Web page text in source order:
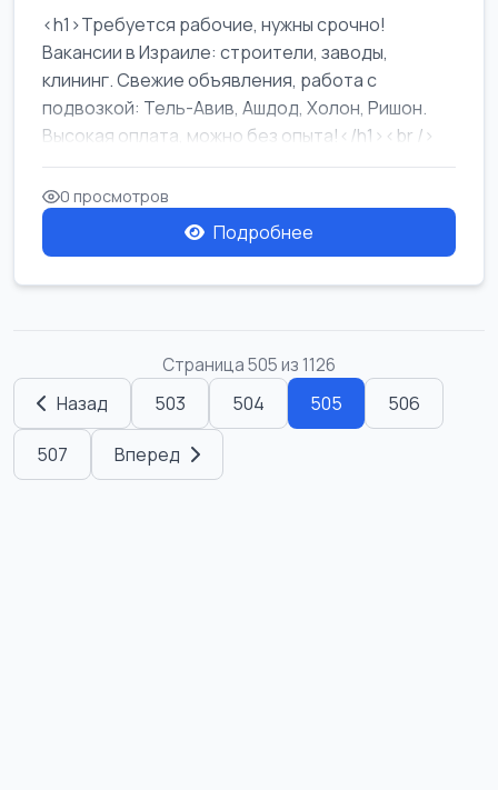
<h1>Требуется рабочие, нужны срочно!
Вакансии в Израиле: строители, заводы,
клининг. Свежие объявления, работа с
подвозкой: Тель-Авив, Ашдод, Холон, Ришон.
Высокая оплата, можно без опыта!</h1><br />
...
0 просмотров
Подробнее
Страница 505 из 1126
Назад 503 504 505 506
507 Вперед